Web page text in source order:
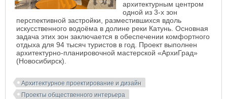
архитектурным центром
одной из 3-х зон
перспективной застройки, разместившихся вдоль
искусственного водоёма в долине реки Катунь. Основная
задача этих зон заключается в обеспечении комфортного
отдыха для 94 тысяч туристов в год. Проект выполнен
архитектурно-планировочной мастерской «АрхиГрад»
(Новосибирск).
Архитектурное проектирование и дизайн
Проекты общественного интерьера